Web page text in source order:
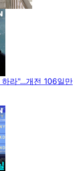
라"...개전 106일만